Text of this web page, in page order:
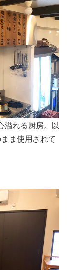
溢れる厨房。以
ま使用されて